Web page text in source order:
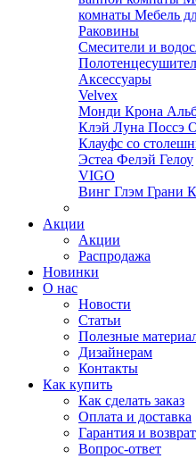
комнаты Мебель
Раковины
Смесители и
Аксессуары
Velvex
Монди Крона
Клэй Луна Поссэ
Клауфс со
Эстеа Фелэй Гелоу
VIGO
Винг Глэм Грани
Акции
Акции
Распродажа
Новинки
О нас
Новости
Статьи
Полезные
Дизайнерам
Контакты
Как купить
Как сделать заказ
Оплата и доставка
Гарантия и возврат
Вопрос-ответ